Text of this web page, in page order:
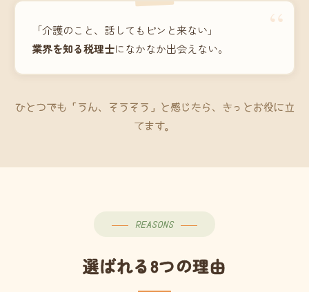
“
「介護のこと、話してもピンと来ない」
業界を知る税理士になかなか出会えない。
ひとつでも「うん、そうそう」と感じたら、きっとお役に立
てます。
REASONS
選ばれる8つの理由